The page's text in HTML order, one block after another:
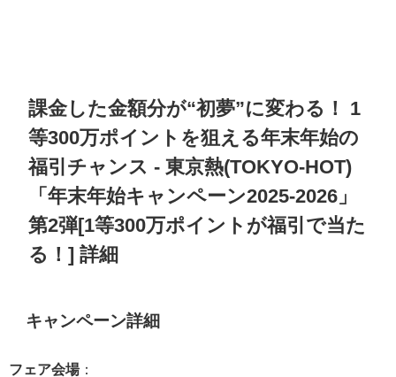
課金した金額分が“初夢”に変わる！ 1
等300万ポイントを狙える年末年始の
福引チャンス-東京熱(TOKYO-HOT)
「年末年始キャンペーン2025-2026 」
第2弾[1等300万ポイントが福引で当た
る！] 詳細
キャンペーン詳細
フェア会場：